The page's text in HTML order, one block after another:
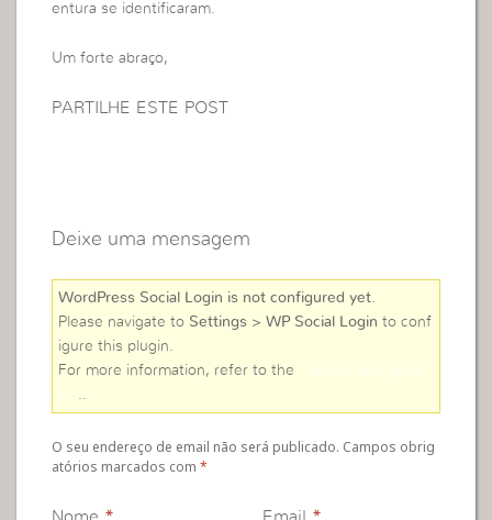
entura se identificaram.
Um forte abraço,
PARTILHE ESTE POST
Deixe uma mensagem
WordPress Social Login is not configured yet
Please navigate to Settings > WP Social Login to conf
igure this plugin.
For more information, refer to the
online user guid
e
O seu endereço de email não será publicado. Campos obrig
atórios marcados com*